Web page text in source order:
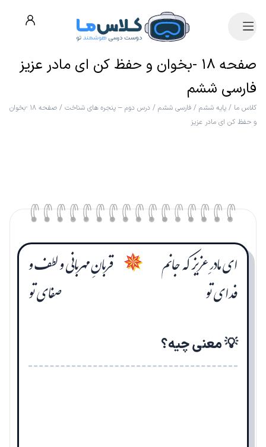
صفحه ۱۸ -بخوان و حفظ کن ای مادر عزیز
فارسی ششم
کلاس ما / پایه ششم / فارسی ششم / درس دوم – پنجره های شناخت /
صفحه ۱۸ -بخوان
و حفظ کن ای مادر عزیز
ای مادرِ عزیز که جانم
فدای تو
✵ قربانِ مهربانی و لطف و
صفای تو
💡 معنی چیه؟